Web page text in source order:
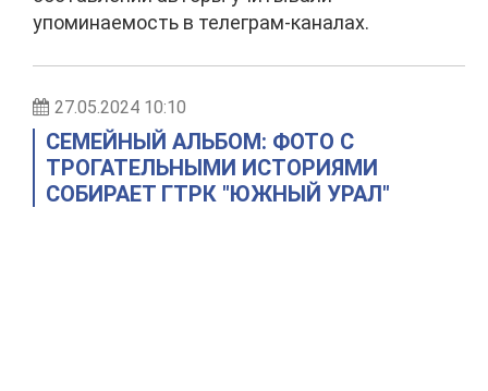
упоминаемость в телеграм-каналах.
27.05.2024 10:10
СЕМЕЙНЫЙ АЛЬБОМ: ФОТО С
ТРОГАТЕЛЬНЫМИ ИСТОРИЯМИ
СОБИРАЕТ ГТРК "ЮЖНЫЙ УРАЛ"